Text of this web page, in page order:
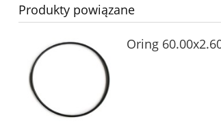
Produkty powiązane
Oring